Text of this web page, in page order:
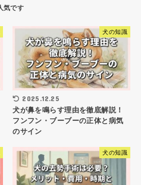
犬の知識
2025.12.25
犬が鼻を鳴らす理由を徹底解説！
フンフン・ブーブーの正体と病気
のサイン
犬の知識